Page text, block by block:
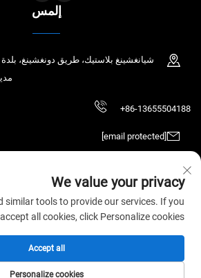
إلمس
شيانغشينغ بلاستيك، طريق دونغشينغ، بلدة
+86-13655504188
[email protected]
المحدودة. جميع الحقوق محفوظة.
We value your privacy
similar tools to provide our services. If you
all cookies, click Personalize cookies.
Personalize cookies
Accept all